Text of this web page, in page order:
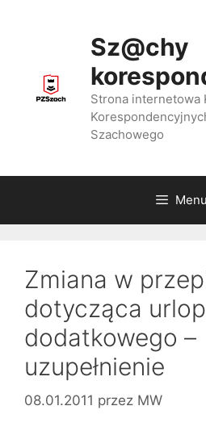
Sz@chy
Strona internetowa
Szachowego
Menu
Zmiana w
dotycząca
dodatkowego –
uzupełnienie
08.01.2011 przez MW